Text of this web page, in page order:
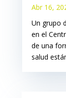
Abr 16,
Un grupo
en el
de una
salud